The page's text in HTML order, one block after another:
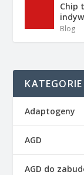
Chip
Blog
KATEGORIE
Adaptogeny
AGD
AGD do